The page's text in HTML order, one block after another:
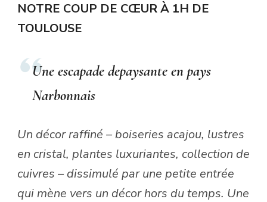
NOTRE COUP DE CŒUR À 1H DE
TOULOUSE
Une escapade depaysante en pays
Narbonnais
Un décor raffiné – boiseries acajou, lustres
en cristal, plantes luxuriantes, collection de
cuivres – dissimulé par une petite entrée
qui mène vers un décor hors du temps. Une